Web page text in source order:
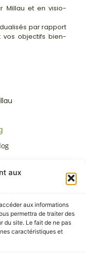
aux
aux informations
permettra de traiter des
du site. Le fait de ne pas
caractéristiques et
Millau et en visio-
par rapport
objectifs bien-